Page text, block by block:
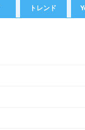
トレンド